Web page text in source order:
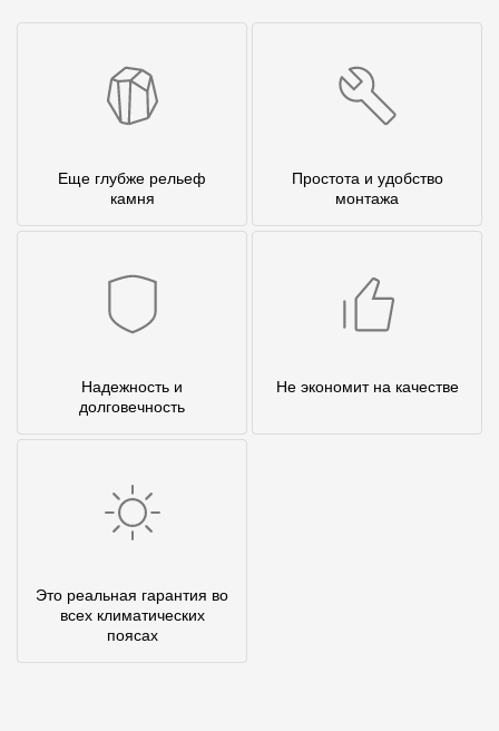
Еще глубже рельеф
камня
Простота и удобство
монтажа
Надежность и
долговечность
Не экономит на качестве
Это реальная гарантия во
всех климатических
поясах